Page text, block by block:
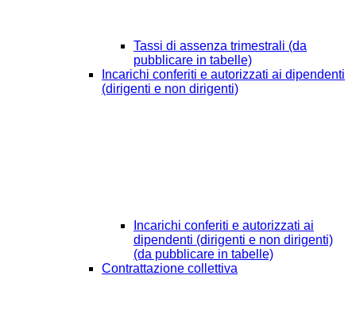
Tassi di assenza trimestrali (da
pubblicare in tabelle)
Incarichi conferiti e autorizzati ai dipendenti
(dirigenti e non dirigenti)
Incarichi conferiti e autorizzati ai
dipendenti (dirigenti e non dirigenti)
(da pubblicare in tabelle)
Contrattazione collettiva